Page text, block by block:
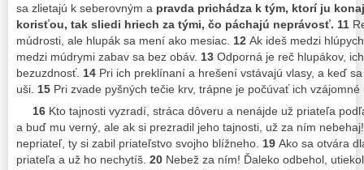
sa zlietajú k seberovným a pravda prichádza k tým, ktorí ju
korisťou, tak sliedi hriech za tými, čo páchajú neprávosť. 11
múdrosti, ale hlupák sa mení ako mesiac. 12 Ak ideš medzi
medzi múdrymi zabav sa bez obáv. 13 Odporná je reč hlupákov,
bezuzdnosť. 14 Pri ich preklínaní a hrešení vstávajú vlasy, a keď
uši. 15 Pri zvade pyšných tečie krv, trápne je počúvať ich vzájomné
16 Kto tajnosti vyzradí, stráca dôveru a nenájde už priateľa
a buď mu verný, ale ak si prezradil jeho tajnosti, už za ním
nepriateľ, ty si zabil priateľstvo svojho blížneho. 19 Ako sa otvára
priateľa a už ho nechytíš. 20 Nebež za ním! Ďaleko odbehol,